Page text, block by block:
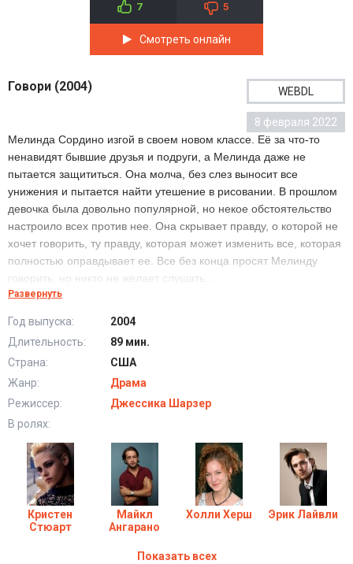
7 5
Смотреть онлайн
Говори (2004) WEBDL
8 февраля 2022
Мелинда Сордино изгой в своем новом классе. Её за что-то
ненавидят бывшие друзья и подруги, а Мелинда даже не
пытается защититься. Она молча, без слез выносит все
унижения и пытается найти утешение в рисовании. В прошлом
девочка была довольно популярной, но некое обстоятельство
настроило всех против нее. Она скрывает правду, о которой не
хочет говорить, ту правду, которая может изменить все, которая
полностью оправдывает ее. Все без конца просят Мелинду
говорить, но никто не желает слушать…
Говори (2004) в хорошем качестве HD
Развернуть
Год выпуска:
2004
Длительность:
89 мин.
Страна:
США
Жанр:
Драма
Режиссер:
Джессика Шарзер
В ролях:
Кристен
Стюарт
Майкл
Ангарано
Холли Херш Эрик Лайвли
Показать всех